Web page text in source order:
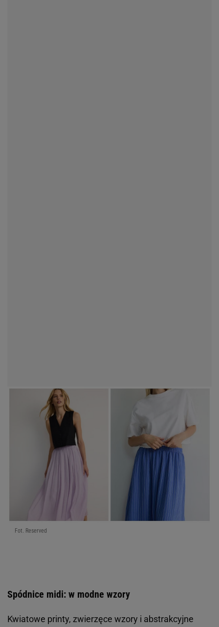
Fot. Reserved
Spódnice midi: w modne wzory
Kwiatowe printy, zwierzęce wzory i abstrakcyjne